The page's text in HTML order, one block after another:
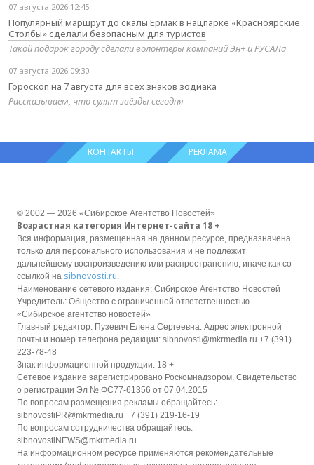
07 августа 2026 12:45
Популярный маршрут до скалы Ермак в нацпарке «Красноярские
Столбы» сделали безопасным для туристов
Такой подарок городу сделали волонтёры компаний Эн+ и РУСАЛа
07 августа 2026 09:30
Гороскоп на 7 августа для всех знаков зодиака
Рассказываем, что сулят звёзды сегодня
КОНТАКТЫ РЕКЛАМА
© 2002 — 2026 «Сибирское Агентство Новостей»
Возрастная категория Интернет-сайта 18 +
Вся информация, размещенная на данном ресурсе, предназначена
только для персонального использования и не подлежит
дальнейшему воспроизведению или распространению, иначе как со
ссылкой на sibnovosti.ru.
Наименование сетевого издания: Сибирское Агентство Новостей
Учредитель: Общество с ограниченной ответственностью
«Сибирское агентство новостей»
Главный редактор: Пузевич Елена Сергеевна. Адрес электронной
почты и номер телефона редакции: sibnovosti@mkrmedia.ru +7 (391)
223-78-48
Знак информационной продукции: 18 +
Сетевое издание зарегистрировано Роскомнадзором, Свидетельство
о регистрации Эл № ФС77-61356 от 07.04.2015
По вопросам размещения рекламы обращайтесь:
sibnovostiPR@mkrmedia.ru +7 (391) 219-16-19
По вопросам сотрудничества обращайтесь:
sibnovostiNEWS@mkrmedia.ru
На информационном ресурсе применяются рекомендательные